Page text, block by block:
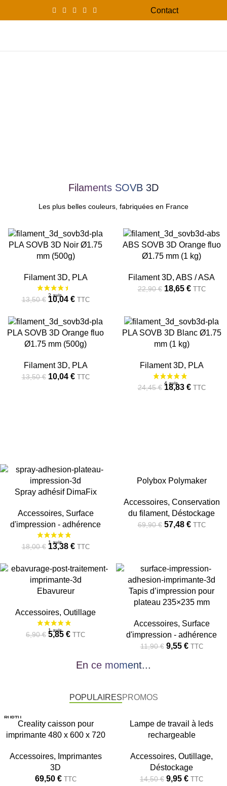
Contact
Filaments SOVB 3D
Les plus belles couleurs, fabriquées en France
-26%
PLA SOVB 3D Noir Ø1.75
mm (500g)
Filament 3D, PLA
2 avis
13,50€ 10,04 € TTC
-19%
ABS SOVB 3D Orange fluo
Ø1.75 mm (1 kg)
Filament 3D, ABS / ASA
22,90€ 18,65 € TTC
-26%
PLA SOVB 3D Orange fluo
Ø1.75 mm (500g)
Filament 3D, PLA
13,50€ 10,04 € TTC
-23%
PLA SOVB 3D Blanc Ø1.75
mm (1 kg)
Filament 3D, PLA
24,45€ 18,83 € TTC
RUPTUSpray adhésif DimaFix
Accessoires, Surface
d'impression - adhérence
18,00€ 13,38 € TTC
RE
Polybox Polymaker
Accessoires, Conservation
du filament, Déstockage
69,90€ 57,48 € TTC
Ebavureur
Accessoires, Outillage
6,90€ 5,85 € TTC
RUPTU
Tapis d’impression pour
plateau 235×235 mm
Accessoires, Surface
d'impression - adhérence
11,90€ 9,55 € TTC
En ce moment...
POPULAIRESPROMOS
RUPTU
Creality caisson pour
imprimante 480 x 600 x 720
Accessoires, Imprimantes
3D
69,50 € TTC
-31%Lampe de travail à leds
rechargeable
Accessoires, Outillage,
Déstockage
14,50€ 9,95 € TTC